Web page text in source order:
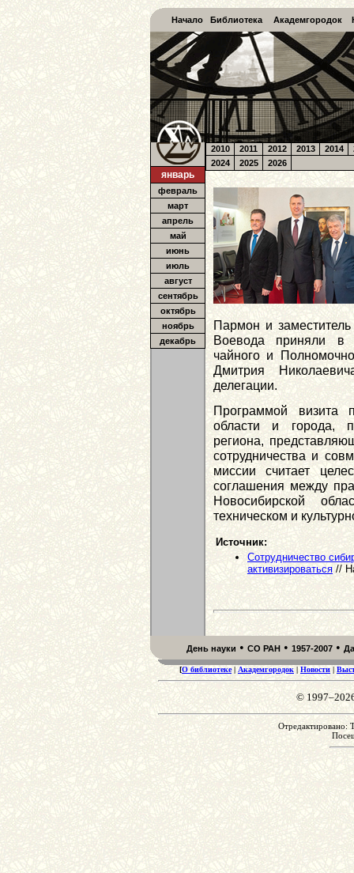
Начало Библиотека Академгородок
январь
февраль
март
апрель
май
июнь
июль
август
сентябрь
октябрь
ноябрь
декабрь
2010 2011 2012 2013 2014
2024
2025 2026
Пармон и
Воевода приняли в
чайного и
Дмитрия
делегации.
Программой визита
области и города,
региона,
сотрудничества и
миссии считает
соглашения между
Новосибирской
техническом и
Источник:
Сотрудничество
активизироваться //
День науки • СО РАН • 1957-2007 •
[О библиотеке| Академгородок |Новости |
©
Отредактировано: